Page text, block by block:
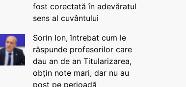
fost corectată în adevăratul
sens al cuvântului
Sorin Ion, întrebat cum le
răspunde profesorilor care
dau an de an Titularizarea,
obțin note mari, dar nu au
post pe perioadă